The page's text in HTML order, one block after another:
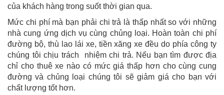
của khách hàng trong suốt thời gian qua.
Mức chi phí mà bạn phải chi trả là thấp nhất so với những
nhà cung ứng dịch vụ cùng chủng loại. Hoàn toàn chi phí
đường bộ, thù lao lái xe, tiền xăng xe đều do phía công ty
chúng tôi chịu trách nhiệm chi trả. Nếu bạn tìm được địa
chỉ cho thuê xe nào có mức giá thấp hơn cho cùng cung
đường và chủng loại chúng tôi sẽ giảm giá cho bạn với
chất lượng tốt hơn.